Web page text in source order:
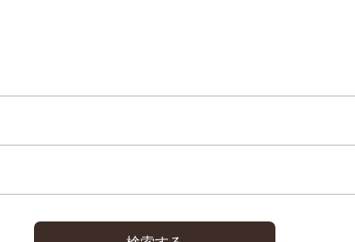
メールニュース登録